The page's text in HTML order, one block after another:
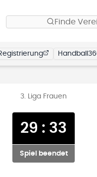
Finde
3. Liga Frauen
29 : 33
Spiel beendet